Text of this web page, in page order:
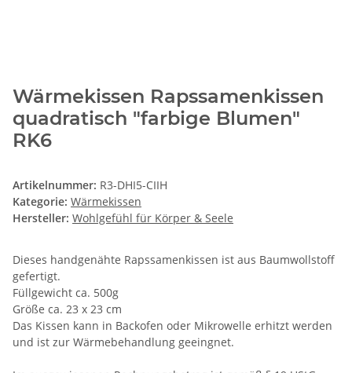
Wärmekissen Rapssamenkissen
quadratisch "farbige Blumen"
RK6
Artikelnummer: R3-DHI5-CIIH
Kategorie: Wärmekissen
Hersteller: Wohlgefühl für Körper & Seele
Dieses handgenähte Rapssamenkissen ist aus Baumwollstoff
gefertigt.
Füllgewicht ca. 500g
Größe ca. 23 x 23 cm
Das Kissen kann in Backofen oder Mikrowelle erhitzt werden
und ist zur Wärmebehandlung geeingnet.